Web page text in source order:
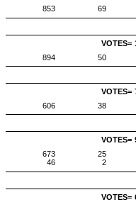
853
69
VOTES=
894
50
VOTES=
606
38
VOTES=
673
25
46
2
VOTES=